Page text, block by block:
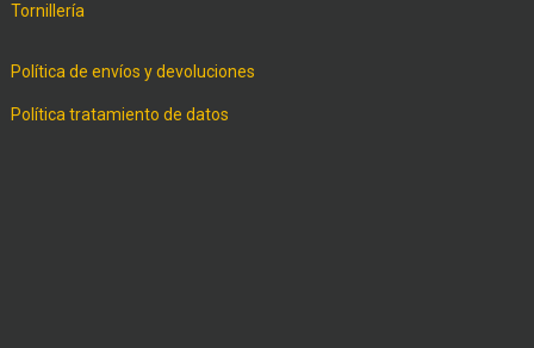
Tornillería
Política de envíos y devoluciones
Política tratamiento de datos